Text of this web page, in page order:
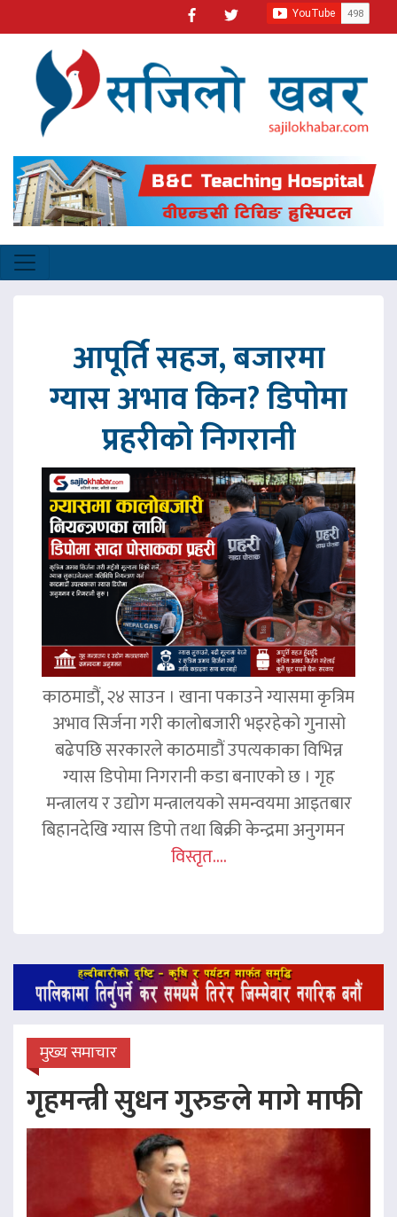
आपूर्ति सहज, बजारमा
ग्यास अभाव किन? डिपोमा
प्रहरीको निगरानी
काठमाडौं, २४ साउन । खाना पकाउने ग्यासमा कृत्रिम
अभाव सिर्जना गरी कालोबजारी भइरहेको गुनासो
बढेपछि सरकारले काठमाडौं उपत्यकाका विभिन्न
ग्यास डिपोमा निगरानी कडा बनाएको छ । गृह
मन्त्रालय र उद्योग मन्त्रालयको समन्वयमा आइतबार
बिहानदेखि ग्यास डिपो तथा बिक्री केन्द्रमा अनुगमन
विस्तृत....
मुख्य समाचार
गृहमन्त्री सुधन गुरुङले मागे माफी